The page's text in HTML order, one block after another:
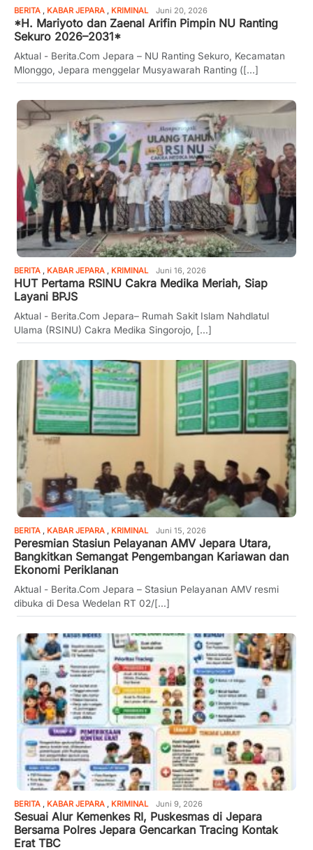
BERITA , KABAR JEPARA , KRIMINAL Juni 20, 2026
*H. Mariyoto dan Zaenal Arifin Pimpin NU Ranting
Sekuro 2026–2031*
Aktual - Berita.Com Jepara – NU Ranting Sekuro, Kecamatan
Mlonggo, Jepara menggelar Musyawarah Ranting ([...]
BERITA , KABAR JEPARA , KRIMINAL Juni 16, 2026
HUT Pertama RSINU Cakra Medika Meriah, Siap
Layani BPJS
Aktual - Berita.Com Jepara– Rumah Sakit Islam Nahdlatul
Ulama (RSINU) Cakra Medika Singorojo, [...]
BERITA , KABAR JEPARA , KRIMINAL Juni 15, 2026
Peresmian Stasiun Pelayanan AMV Jepara Utara,
Bangkitkan Semangat Pengembangan Kariawan dan
Ekonomi Periklanan
Aktual - Berita.Com Jepara – Stasiun Pelayanan AMV resmi
dibuka di Desa Wedelan RT 02/[...]
BERITA , KABAR JEPARA , KRIMINAL Juni 9, 2026
Sesuai Alur Kemenkes RI, Puskesmas di Jepara
Bersama Polres Jepara Gencarkan Tracing Kontak
Erat TBC